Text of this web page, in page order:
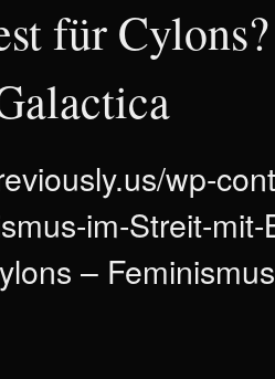
für
wp-
im-Streit-
–